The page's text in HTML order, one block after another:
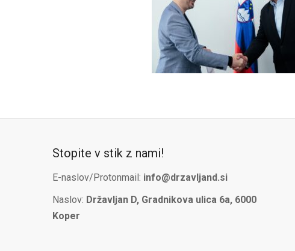
Stopite v stik z nami!
E-naslov/Protonmail: info@drzavljand.si
Naslov: Državljan D, Gradnikova ulica 6a, 6000
Koper